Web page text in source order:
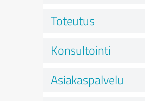
Toteutus
Konsultointi
Asiakaspalvelu